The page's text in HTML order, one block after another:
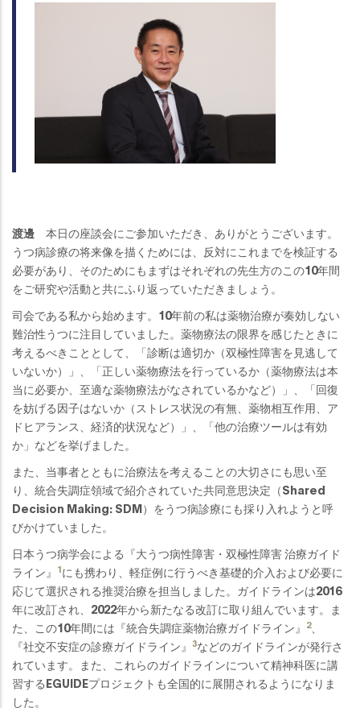
渡邊 本日の座談会にご参加いただき、ありがとうございます。
うつ病診療の将来像を描くためには、反対にこれまでを検証する
必要があり、そのためにもまずはそれぞれの先生方のこの10年間
をご研究や活動と共にふり返っていただきましょう。
司会である私から始めます。10年前の私は薬物治療が奏効しない
難治性うつに注目していました。薬物療法の限界を感じたときに
考えるべきこととして、「診断は適切か（双極性障害を見逃して
いないか）」、「正しい薬物療法を行っているか（薬物療法は本
当に必要か、至適な薬物療法がなされているかなど）」、「回復
を妨げる因子はないか（ストレス状況の有無、薬物相互作用、ア
ドヒアランス、経済的状況など）」、「他の治療ツールは有効
か」などを挙げました。
また、当事者とともに治療法を考えることの大切さにも思い至
り、統合失調症領域で紹介されていた共同意思決定（Shared
Decision Making: SDM）をうつ病診療にも採り入れようと呼
びかけていました。
日本うつ病学会による『大うつ病性障害・双極性障害 治療ガイド
ライン』
1にも携わり、軽症例に行うべき基礎的介入および必要に
応じて選択される推奨治療を担当しました。ガイドラインは2016
年に改訂され、2022年から新たなる改訂に取り組んでいます。ま
た、この10年間には『統合失調症薬物治療ガイドライン』
2、
『社交不安症の診療ガイドライン』 3などのガイドラインが発行さ
れています。また、これらのガイドラインについて精神科医に講
習するEGUIDEプロジェクトも全国的に展開されるようになりま
した。